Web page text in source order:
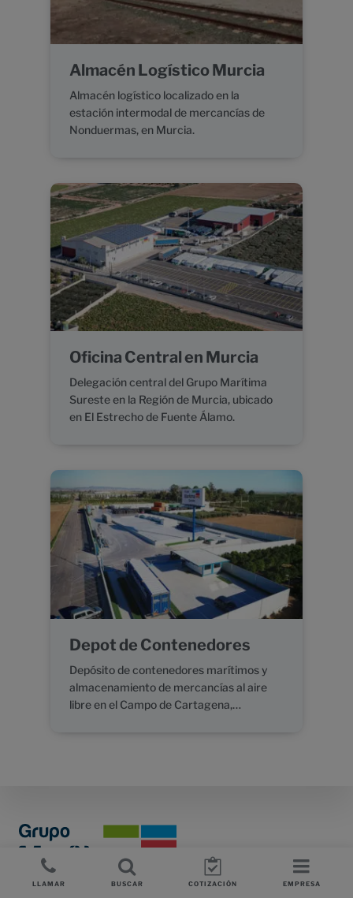
LLAMAR BUSCAR COTIZACIÓN EMPRESA
Almacén Logístico Murcia
Almacén logístico localizado en la
estación intermodal de mercancías de
Nonduermas, en Murcia.
Oficina Central en Murcia
Delegación central del Grupo Marítima
Sureste en la Región de Murcia, ubicado
en El Estrecho de Fuente Álamo.
Depot de Contenedores
Depósito de contenedores marítimos y
almacenamiento de mercancías al aire
libre en el Campo de Cartagena,…
Footer